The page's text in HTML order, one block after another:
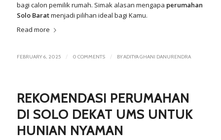
bagi calon pemilik rumah. Simak alasan mengapa perumahan
Solo Baratmenjadi pilihan ideal bagi Kamu.
Read more
FEBRUARY 6, 2025 / 0 COMMENTS / BYADITYA GHANI DANURENDRA
REKOMENDASI PERUMAHAN
DI SOLO DEKAT UMS UNTUK
HUNIAN NYAMAN